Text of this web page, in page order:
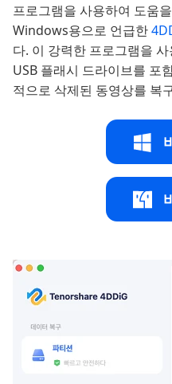
프로그램을 사용하여 도움
Windows용으로 언급한
다. 이 강력한 프로그램을
USB 플래시 드라이브를 포
적으로 삭제된 동영상를 복